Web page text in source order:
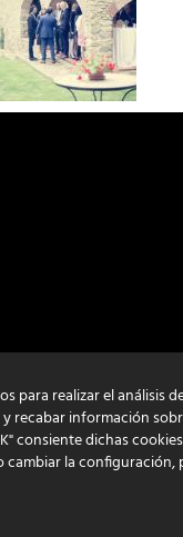
para realizar el análisis
recabar información
consiente dichas
la configuración,